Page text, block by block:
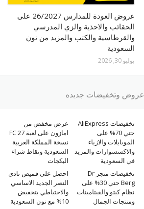
عروض العودة للمدارس 26/2027 على
الحقائب والاحذية والزي المدرسي
والقرطاسية والكتب والمزيد من نون
السعودية
يوليو 30, 2026
عروض وتخفيضات جديده
تخفيضات AliExpress
حتي 70% على
الموبايلات والازياء
والاكسسوارات والمزيد
في السعودية
عرض مخفض من
امازون على لعبة FC 27
نسخة المملكة العربية
السعودية ونقاط شراء
البكجات
تخفيضات متجر Dr
Berg حتي 30% على
نظام كيتو والفيتامينات
ومنتجات الجمال
احصل على قميص نادي
النصر الجديد الاساسي
والاحتياطي بتخفيض
10% مع نون السعودية